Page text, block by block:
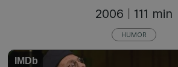
2006 111 min
HUMOR
IMDb